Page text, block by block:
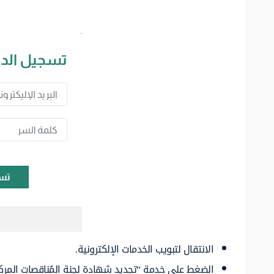
الانتقال لتبويب الخدمات الإلكترونية.
الضغط على خدمة “تجديد شهادة لجنة المُناقصات